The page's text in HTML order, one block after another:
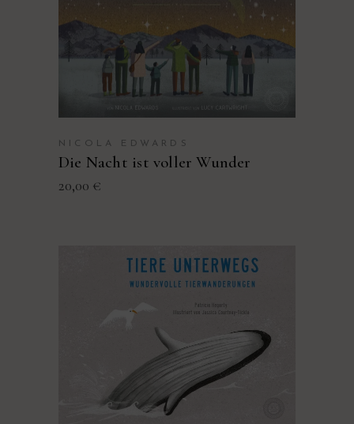
NICOLA EDWARDS
Die Nacht ist voller Wunder
20,00 €
PRODUKT KAUFEN